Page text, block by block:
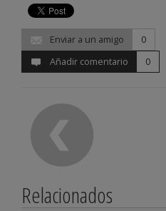
Enviar a un amigo
0
Añadir comentario
0
Relacionados